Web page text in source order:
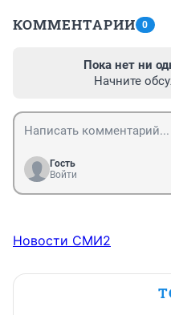
КОММЕНТАРИИ 0
Пока нет ни
Начните
Гость
Войти
Новости СМИ2